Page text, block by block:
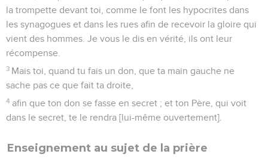
la trompette devant toi, comme le font les hypocrites dans
les synagogues et dans les rues afin de recevoir la gloire qui
vient des hommes. Je vous le dis en vérité, ils ont leur
récompense.
3 Mais toi, quand tu fais un don, que ta main gauche ne
sache pas ce que fait ta droite,
4 afin que ton don se fasse en secret ; et ton Père, qui voit
dans le secret, te le rendra [lui-même ouvertement].
Enseignement au sujet de la prière